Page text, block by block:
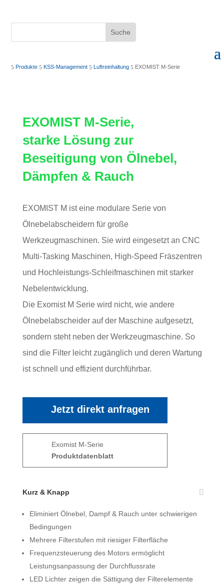
5 Produkte 5 KSS-Management 5 Luftreinhaltung 5 EXOMIST M-Serie
EXOMIST M-Serie,
starke Lösung zur
Beseitigung von Ölnebel,
Dämpfen & Rauch
EXOMIST M ist eine modulare Serie von
Ölnebelabscheidern für große
Werkzeugmaschinen. Sie wird eingesetzt an CNC
Multi-Tasking Maschinen, High-Speed Fräszentren
und Hochleistungs-Schleifmaschinen mit starker
Nebelentwicklung.
Die Exomist M Serie wird nicht, wie andere
Ölnebelabscheider auf der Maschine aufgesetzt,
sondern steht neben der Werkzeugmaschine. So
sind die Filter leicht zugänglich und deren Wartung
ist schnell und effizient durchführbar.
Jetzt direkt anfragen
Exomist M-Serie
Produktdatenblatt
Kurz & Knapp
Eliminiert Ölnebel, Dampf & Rauch unter schwierigen
Bedingungen
Mehrere Filterstufen mit riesiger Filterfläche
Frequenzsteuerung des Motors ermöglicht
Leistungsanpassung der Durchflussrate
LED Lichter zeigen die Sättigung der Filterelemente